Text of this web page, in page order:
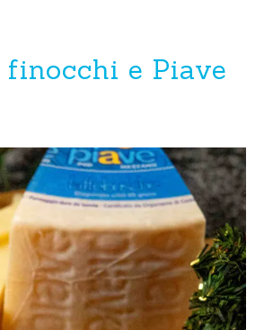
e Piave